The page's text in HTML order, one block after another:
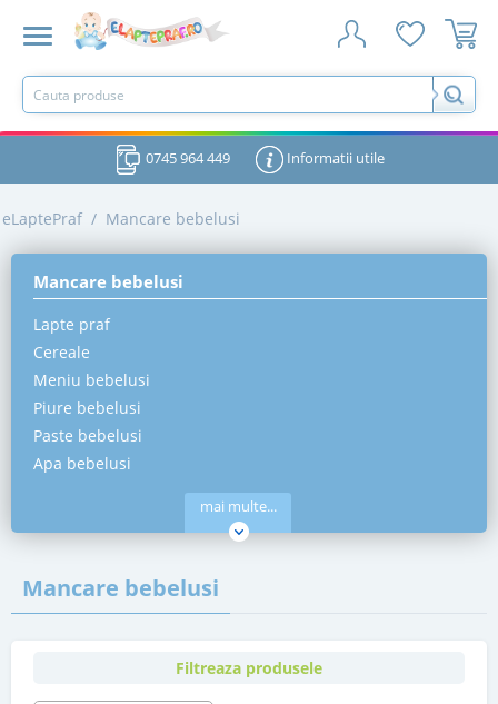
0745 964 449 Informatii utile
eLaptePraf / Mancare bebelusi
Mancare bebelusi
Lapte praf
Cereale
Meniu bebelusi
Piure bebelusi
Paste bebelusi
Apa bebelusi
mai multe...
Mancare bebelusi
Filtreaza produsele